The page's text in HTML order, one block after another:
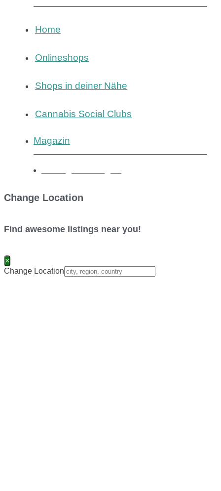
Home
Onlineshops
Shops in deiner Nähe
Cannabis Social Clubs
Magazin
Change Location
Find awesome listings near you!
×
Change Location